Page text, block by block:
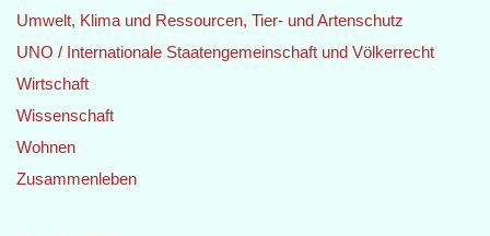
Umwelt, Klima und Ressourcen, Tier- und Artenschutz
UNO / Internationale Staatengemeinschaft und Völkerrecht
Wirtschaft
Wissenschaft
Wohnen
Zusammenleben